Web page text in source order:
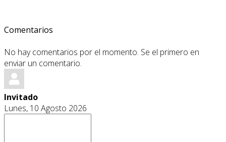
Comentarios
No hay comentarios por el momento. Se el primero en
enviar un comentario.
Invitado
Lunes, 10 Agosto 2026